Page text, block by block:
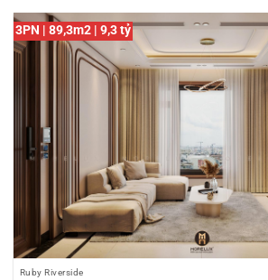
3PN | 89,3m2 | 9,3 tỷ
Ruby Riverside